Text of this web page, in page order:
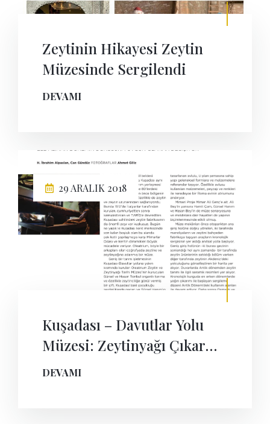
Zeytinin Hikayesi Zeytin
Müzesinde Sergilendi
DEVAMI
29 ARALIK 2018
Kuşadası – Davutlar Yolu
Müzesi: Zeytinyağı Çıkarma
Teknikleri ve Dönem
DEVAMI